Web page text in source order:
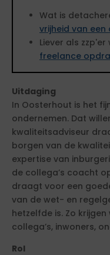
Wat is
vrijheid van een
Liever als zzp'er
freelance
Uitdaging
In Oosterhout is het
ondernemen. Dat
kwaliteitsadviseur
borgen van de
expertise van
de collega’s coacht
draagt voor een
van de wet- en
hetzelfde is. Zo
collega’s, inwoners,
Rol